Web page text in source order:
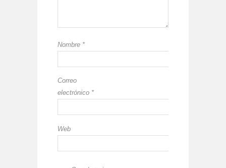
Nombre *
Correo
electrónico *
Web